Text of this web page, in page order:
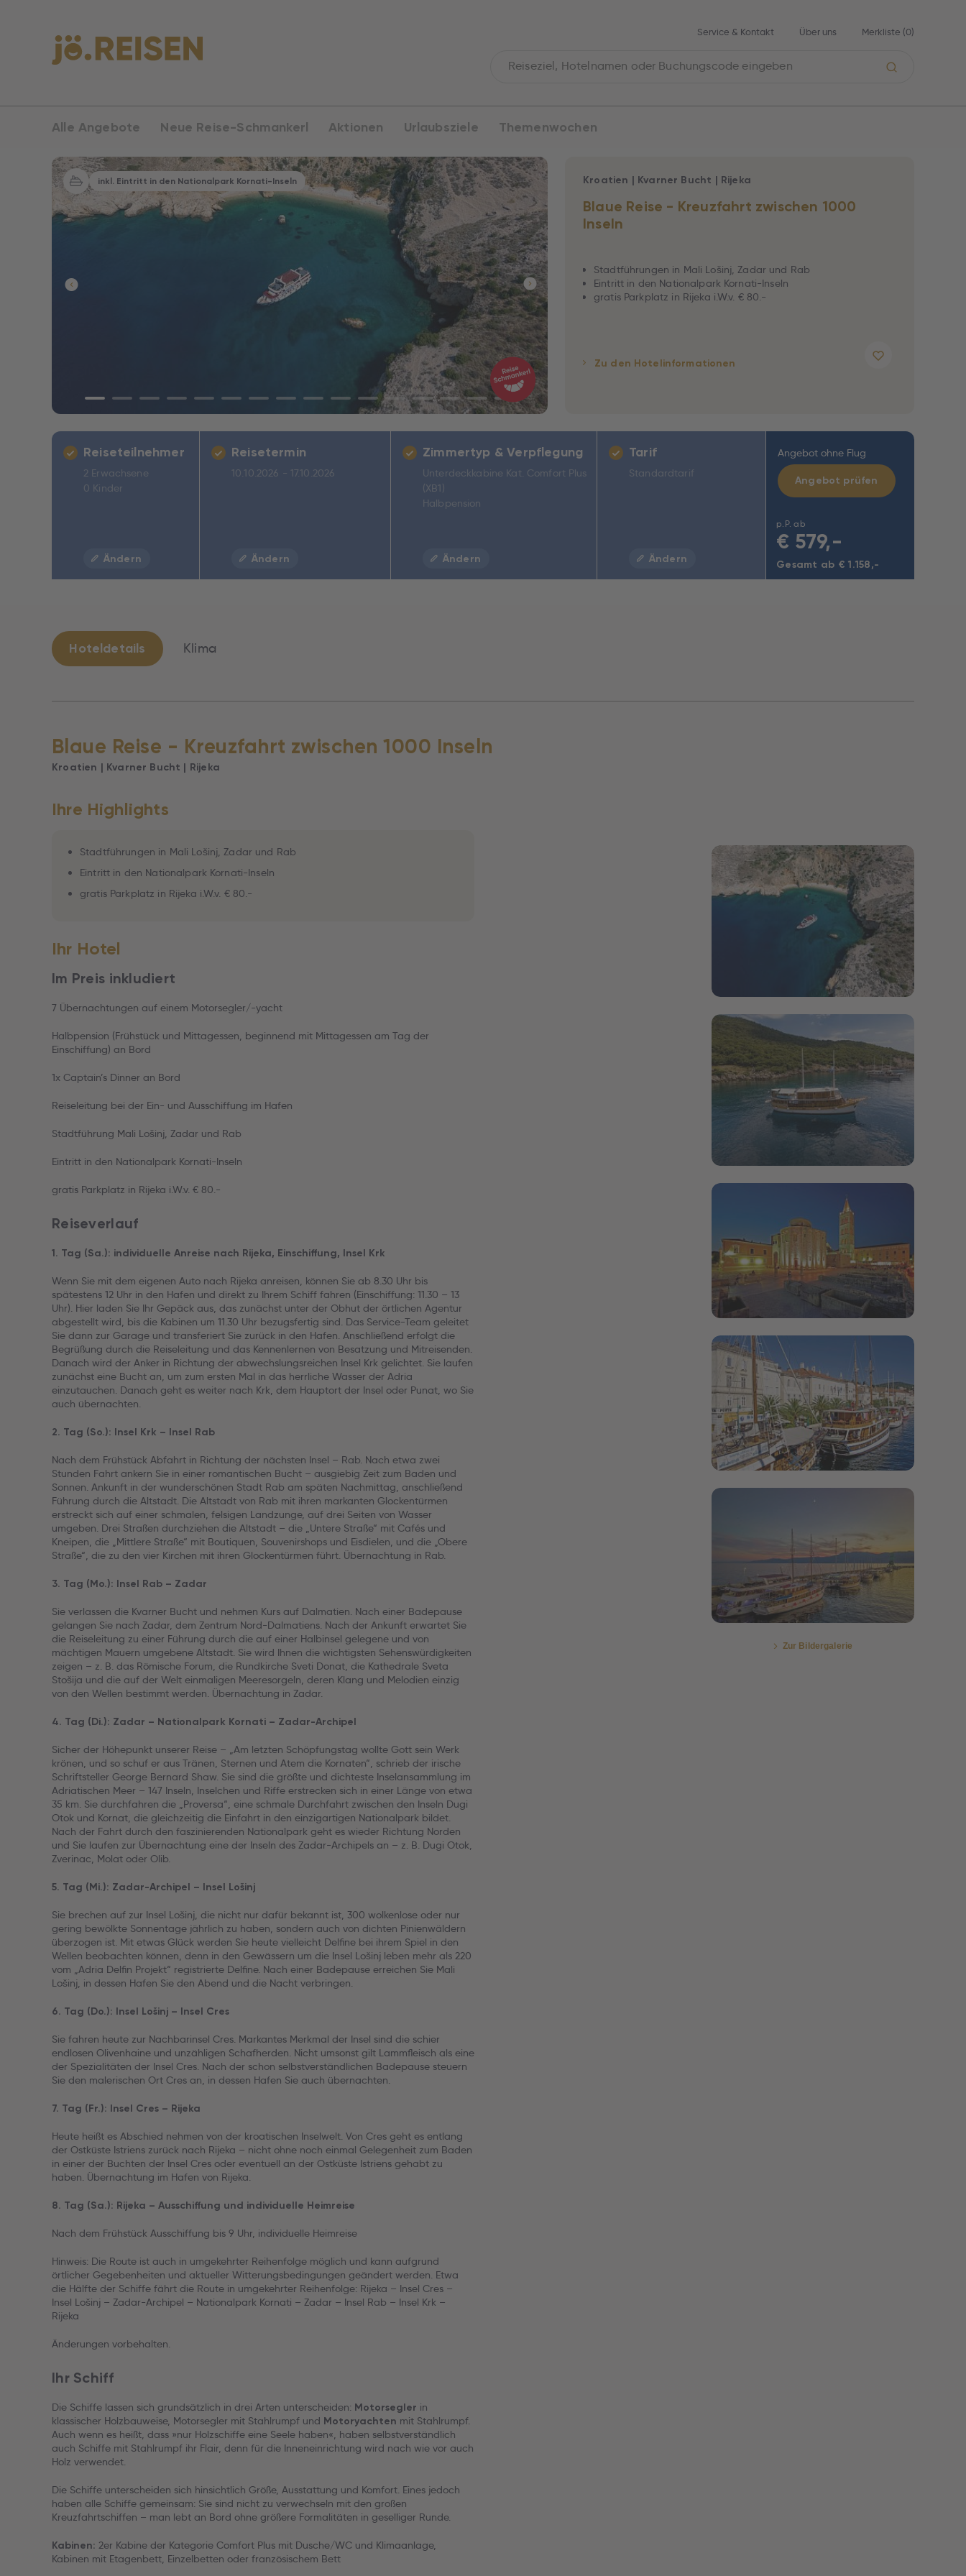
Service & Kontakt Über uns Merkliste (0)
Alle Angebote Neue Reise-Schmankerl Aktionen Urlaubsziele Themenwochen
inkl. Eintritt in den Nationalpark Kornati-Inseln
Blaue Reise - Kreuzfahrt zwischen 1000
Inseln
Kroatien | Kvarner Bucht | Rijeka
Stadtführungen in Mali Lošinj, Zadar und Rab
Eintritt in den Nationalpark Kornati-Inseln
gratis Parkplatz in Rijeka i.W.v. € 80.-
Zu den Hotelinformationen
Angebot ohne Flug
p.P. ab
€ 579,-
Gesamt ab € 1.158,-
Angebot prüfen
Reiseteilnehmer
2 Erwachsene
0 Kinder
Ändern
Reisetermin
10.10.2026 - 17.10.2026
Ändern
Zimmertyp & Verpflegung
Unterdeckkabine Kat. Comfort Plus
(XB1)
Halbpension
Ändern
Tarif
Standardtarif
Ändern
Hoteldetails Klima
Blaue Reise - Kreuzfahrt zwischen 1000 Inseln
Kroatien | Kvarner Bucht | Rijeka
Ihre Highlights
Stadtführungen in Mali Lošinj, Zadar und Rab
Eintritt in den Nationalpark Kornati-Inseln
gratis Parkplatz in Rijeka i.W.v. € 80.-
Ihr Hotel
Im Preis inkludiert
7 Übernachtungen auf einem Motorsegler/-yacht
Halbpension (Frühstück und Mittagessen, beginnend mit Mittagessen am Tag der
Einschiffung) an Bord
1x Captain’s Dinner an Bord
Reiseleitung bei der Ein- und Ausschiffung im Hafen
Stadtführung Mali Lošinj, Zadar und Rab
Eintritt in den Nationalpark Kornati-Inseln
gratis Parkplatz in Rijeka i.W.v. € 80.-
Reiseverlauf
1. Tag (Sa.): individuelle Anreise nach Rijeka, Einschiffung, Insel Krk
Wenn Sie mit dem eigenen Auto nach Rijeka anreisen, können Sie ab 8.30 Uhr bis
spätestens 12 Uhr in den Hafen und direkt zu Ihrem Schiff fahren (Einschiffung: 11.30 – 13
Uhr). Hier laden Sie Ihr Gepäck aus, das zunächst unter der Obhut der örtlichen Agentur
abgestellt wird, bis die Kabinen um 11.30 Uhr bezugsfertig sind. Das Service-Team geleitet
Sie dann zur Garage und transferiert Sie zurück in den Hafen. Anschließend erfolgt die
Begrüßung durch die Reiseleitung und das Kennenlernen von Besatzung und Mitreisenden.
Danach wird der Anker in Richtung der abwechslungsreichen Insel Krk gelichtet. Sie laufen
zunächst eine Bucht an, um zum ersten Mal in das herrliche Wasser der Adria
einzutauchen. Danach geht es weiter nach Krk, dem Hauptort der Insel oder Punat, wo Sie
auch übernachten.
2. Tag (So.): Insel Krk – Insel Rab
Nach dem Frühstück Abfahrt in Richtung der nächsten Insel – Rab. Nach etwa zwei
Stunden Fahrt ankern Sie in einer romantischen Bucht – ausgiebig Zeit zum Baden und
Sonnen. Ankunft in der wunderschönen Stadt Rab am späten Nachmittag, anschließend
Führung durch die Altstadt. Die Altstadt von Rab mit ihren markanten Glockentürmen
erstreckt sich auf einer schmalen, felsigen Landzunge, auf drei Seiten von Wasser
umgeben. Drei Straßen durchziehen die Altstadt – die „Untere Straße“ mit Cafés und
Kneipen, die „Mittlere Straße“ mit Boutiquen, Souvenirshops und Eisdielen, und die „Obere
Straße“, die zu den vier Kirchen mit ihren Glockentürmen führt. Übernachtung in Rab.
3. Tag (Mo.): Insel Rab – Zadar
Sie verlassen die Kvarner Bucht und nehmen Kurs auf Dalmatien. Nach einer Badepause
gelangen Sie nach Zadar, dem Zentrum Nord-Dalmatiens. Nach der Ankunft erwartet Sie
die Reiseleitung zu einer Führung durch die auf einer Halbinsel gelegene und von
mächtigen Mauern umgebene Altstadt. Sie wird Ihnen die wichtigsten Sehenswürdigkeiten
zeigen – z. B. das Römische Forum, die Rundkirche Sveti Donat, die Kathedrale Sveta
Stošija und die auf der Welt einmaligen Meeresorgeln, deren Klang und Melodien einzig
von den Wellen bestimmt werden. Übernachtung in Zadar.
4. Tag (Di.): Zadar – Nationalpark Kornati – Zadar-Archipel
Sicher der Höhepunkt unserer Reise – „Am letzten Schöpfungstag wollte Gott sein Werk
krönen, und so schuf er aus Tränen, Sternen und Atem die Kornaten“, schrieb der irische
Schriftsteller George Bernard Shaw. Sie sind die größte und dichteste Inselansammlung im
Adriatischen Meer – 147 Inseln, Inselchen und Riffe erstrecken sich in einer Länge von etwa
35 km. Sie durchfahren die „Proversa“, eine schmale Durchfahrt zwischen den Inseln Dugi
Otok und Kornat, die gleichzeitig die Einfahrt in den einzigartigen Nationalpark bildet.
Nach der Fahrt durch den faszinierenden Nationalpark geht es wieder Richtung Norden
und Sie laufen zur Übernachtung eine der Inseln des Zadar-Archipels an – z. B. Dugi Otok,
Zverinac, Molat oder Olib.
5. Tag (Mi.): Zadar-Archipel – Insel Lošinj
Sie brechen auf zur Insel Lošinj, die nicht nur dafür bekannt ist, 300 wolkenlose oder nur
gering bewölkte Sonnentage jährlich zu haben, sondern auch von dichten Pinienwäldern
überzogen ist. Mit etwas Glück werden Sie heute vielleicht Delfine bei ihrem Spiel in den
Wellen beobachten können, denn in den Gewässern um die Insel Lošinj leben mehr als 220
vom „Adria Delfin Projekt“ registrierte Delfine. Nach einer Badepause erreichen Sie Mali
Lošinj, in dessen Hafen Sie den Abend und die Nacht verbringen.
6. Tag (Do.): Insel Lošinj – Insel Cres
Sie fahren heute zur Nachbarinsel Cres. Markantes Merkmal der Insel sind die schier
endlosen Olivenhaine und unzähligen Schafherden. Nicht umsonst gilt Lammfleisch als eine
der Spezialitäten der Insel Cres. Nach der schon selbstverständlichen Badepause steuern
Sie den malerischen Ort Cres an, in dessen Hafen Sie auch übernachten.
7. Tag (Fr.): Insel Cres – Rijeka
Heute heißt es Abschied nehmen von der kroatischen Inselwelt. Von Cres geht es entlang
der Ostküste Istriens zurück nach Rijeka – nicht ohne noch einmal Gelegenheit zum Baden
in einer der Buchten der Insel Cres oder eventuell an der Ostküste Istriens gehabt zu
haben. Übernachtung im Hafen von Rijeka.
8. Tag (Sa.): Rijeka – Ausschiffung und individuelle Heimreise
Nach dem Frühstück Ausschiffung bis 9 Uhr, individuelle Heimreise
Hinweis: Die Route ist auch in umgekehrter Reihenfolge möglich und kann aufgrund
örtlicher Gegebenheiten und aktueller Witterungsbedingungen geändert werden. Etwa
die Hälfte der Schiffe fährt die Route in umgekehrter Reihenfolge: Rijeka – Insel Cres –
Insel Lošinj – Zadar-Archipel – Nationalpark Kornati – Zadar – Insel Rab – Insel Krk –
Rijeka
Änderungen vorbehalten.
Ihr Schiff
Die Schiffe lassen sich grundsätzlich in drei Arten unterscheiden: Motorsegler in
klassischer Holzbauweise, Motorsegler mit Stahlrumpf und Motoryachten mit Stahlrumpf.
Auch wenn es heißt, dass »nur Holzschiffe eine Seele haben«, haben selbstverständlich
auch Schiffe mit Stahlrumpf ihr Flair, denn für die Inneneinrichtung wird nach wie vor auch
Holz verwendet.
Die Schiffe unterscheiden sich hinsichtlich Größe, Ausstattung und Komfort. Eines jedoch
haben alle Schiffe gemeinsam: Sie sind nicht zu verwechseln mit den großen
Kreuzfahrtschiffen – man lebt an Bord ohne größere Formalitäten in geselliger Runde.
Kabinen: 2er Kabine der Kategorie Comfort Plus mit Dusche/WC und Klimaanlage,
Kabinen mit Etagenbett, Einzelbetten oder französischem Bett
Bildergalerie öffnen
Bildergalerie öffnen
Bildergalerie öffnen
Bildergalerie öffnen
Bildergalerie öffnen
Zur Bildergalerie